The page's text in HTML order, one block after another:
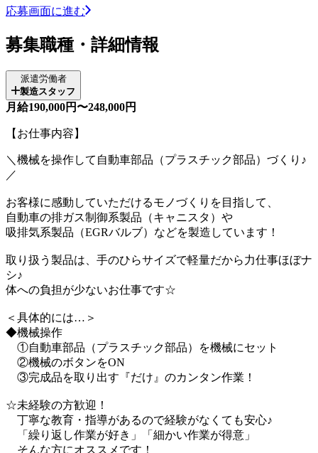
応募画面に進む
募集職種・詳細情報
派遣労働者
製造スタッフ
月給190,000円〜248,000円
【お仕事内容】
＼機械を操作して自動車部品（プラスチック部品）づくり♪
／
お客様に感動していただけるモノづくりを目指して、
自動車の排ガス制御系製品（キャニスタ）や
吸排気系製品（EGRバルブ）などを製造しています！
取り扱う製品は、手のひらサイズで軽量だから力仕事ほぼナ
シ♪
体への負担が少ないお仕事です☆
＜具体的には…＞
◆機械操作
①自動車部品（プラスチック部品）を機械にセット
②機械のボタンをON
③完成品を取り出す『だけ』のカンタン作業！
☆未経験の方歓迎！
丁寧な教育・指導があるので経験がなくても安心♪
「繰り返し作業が好き」「細かい作業が得意」
そんな方にオススメです！